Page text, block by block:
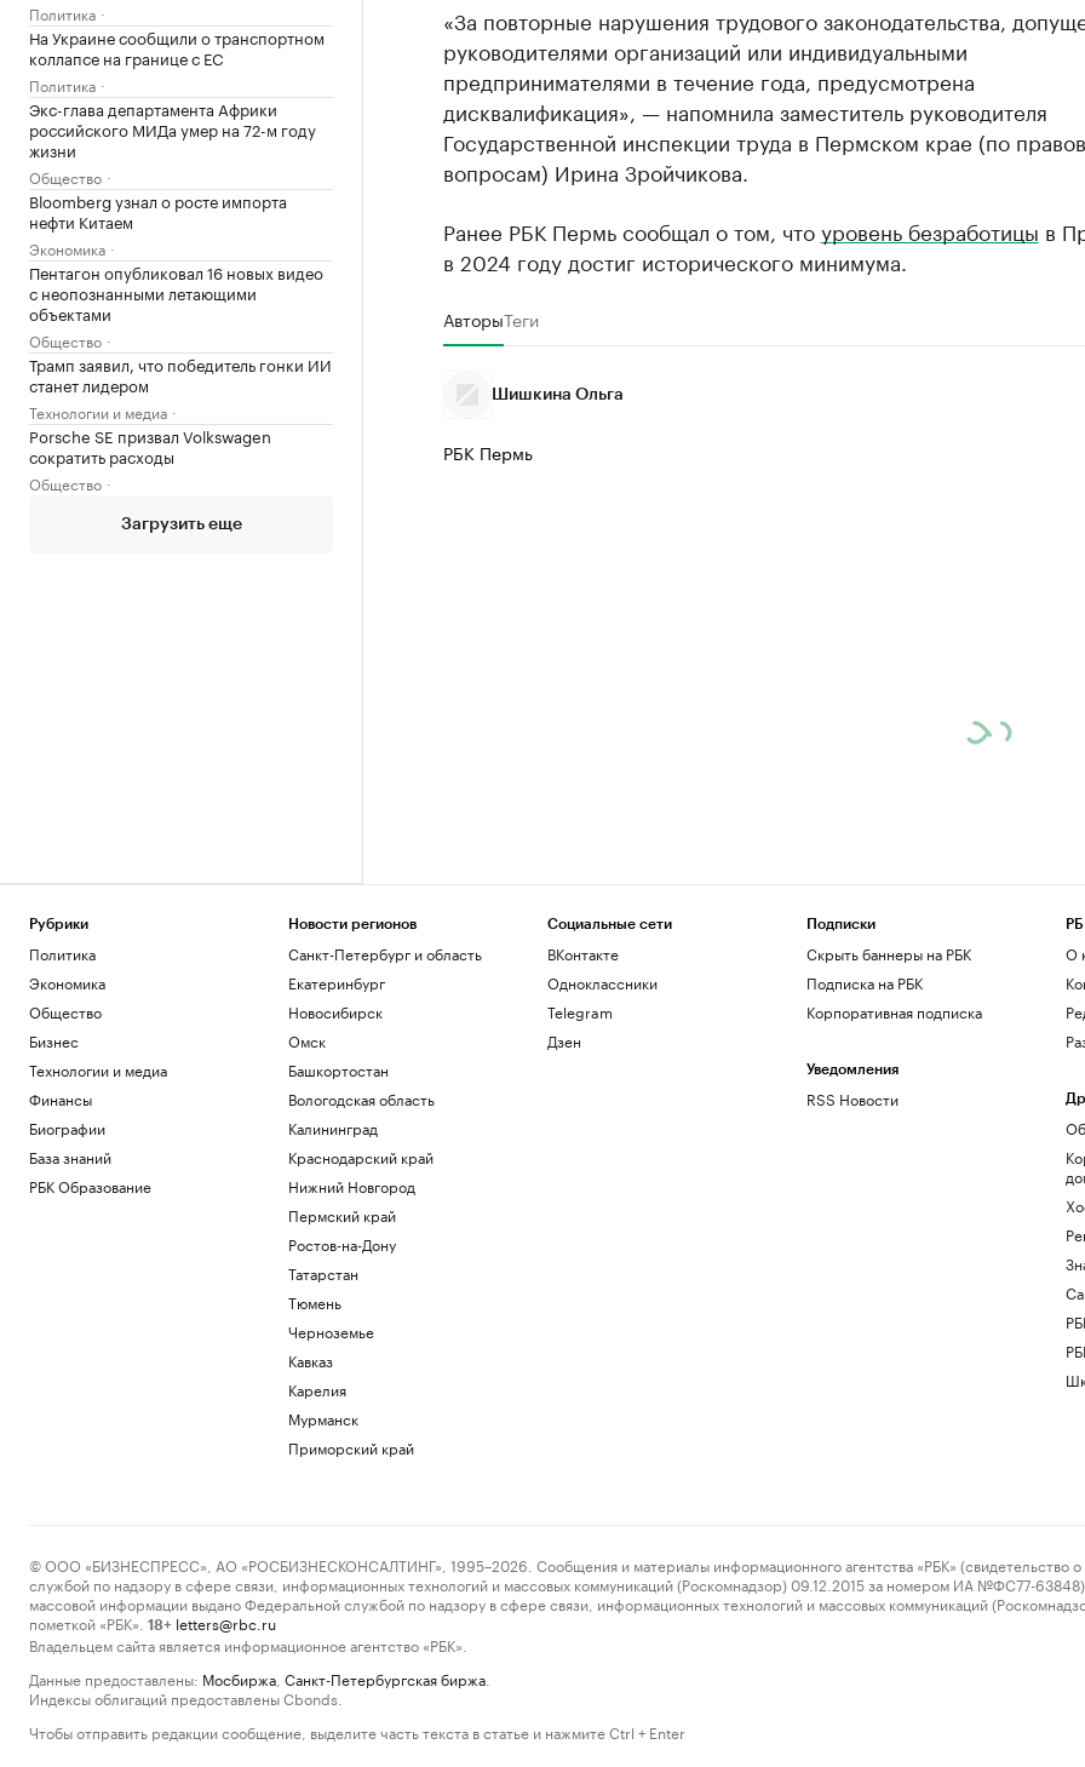
Политика
На Украине сообщили о транспортном
коллапсе на границе с ЕС
Политика
Экс-глава департамента Африки
российского МИДа умер на 72-м году
жизни
Общество
Bloomberg узнал о росте импорта
нефти Китаем
Экономика
Пентагон опубликовал 16 новых видео
с неопознанными летающими
объектами
Общество
Трамп заявил, что победитель гонки ИИ
станет лидером
Технологии и медиа
Porsche SE призвал Volkswagen
сократить расходы
Общество
Загрузить еще
«За повторные нарушения трудового законодательства,
руководителями организаций или индивидуальными
предпринимателями в течение года, предусмотрена
дисквалификация», — напомнила заместитель руководителя
Государственной инспекции труда в Пермском крае (по
вопросам) Ирина Зройчикова.
Ранее РБК Пермь сообщал о том, чтоуровень безработицы в
в 2024 году достиг исторического минимума.
АвторыТеги
Шишкина Ольга
РБК Пермь
Рубрики
Политика
Экономика
Общество
Бизнес
Технологии и медиа
Финансы
Биографии
База знаний
РБК Образование
Новости регионов
Санкт-Петербург и область
Екатеринбург
Новосибирск
Омск
Башкортостан
Вологодская область
Калининград
Краснодарский край
Нижний Новгород
Пермский край
Ростов-на-Дону
Татарстан
Тюмень
Черноземье
Кавказ
Карелия
Мурманск
Приморский край
Социальные сети
ВКонтакте
Одноклассники
Telegram
Дзен
Подписки
Скрыть баннеры на РБК
Подписка на РБК
Корпоративная подписка
Уведомления
RSS Новости
О
© ООО «БИЗНЕСПРЕСС», АО «РОСБИЗНЕСКОНСАЛТИНГ», 1995–2026. Сообщения и материалы информационного агентства «РБК» (свидетельство о
службой по надзору в сфере связи, информационных технологий и массовых коммуникаций (Роскомнадзор) 09.12.2015 за номером ИА №ФС77-63848)
массовой информации выдано Федеральной службой по надзору в сфере связи, информационных технологий и массовых коммуникаций
пометкой «РБК».
18+ letters@rbc.ru
Владельцем сайта является информационное агентство «РБК».
Данные предоставлены: Мосбиржа Санкт-Петербургская биржа
Индексы облигаций предоставлены Cbonds.
Чтобы отправить редакции сообщение, выделите часть текста в статье и нажмите Ctrl + Enter